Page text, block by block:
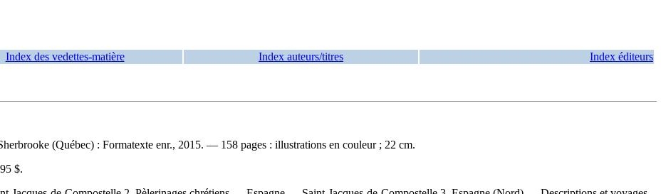
Index des vedettes-matière Index auteurs/titres Index éditeurs
(Québec) : Formatexte enr., 2015. — 158 pages : illustrations en couleur ; 22 cm.
$.